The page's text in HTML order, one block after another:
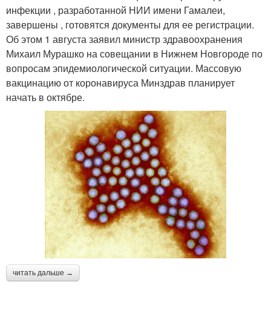
инфекции , разработанной НИИ имени Гамалеи,
завершены , готовятся документы для ее регистрации.
Об этом 1 августа заявил министр здравоохранения
Михаил Мурашко на совещании в Нижнем Новгороде по
вопросам эпидемиологической ситуации. Массовую
вакцинацию от коронавируса Минздрав планирует
начать в октябре.
читать дальше →